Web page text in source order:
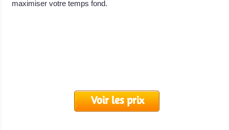
maximiser votre temps fond.
Voir les prix